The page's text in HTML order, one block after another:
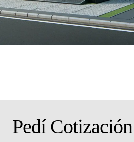
Pedí Cotización